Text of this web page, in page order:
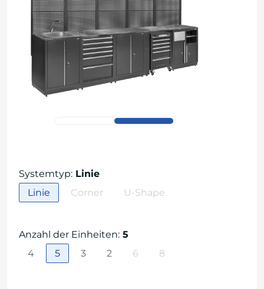
Systemtyp: Linie
Linie
Corner U-Shape
Anzahl der Einheiten: 5
4
5 3 2 6 8